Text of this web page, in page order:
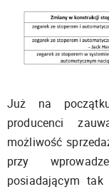
Już na
producenci
możliwość
przy
posiadającym